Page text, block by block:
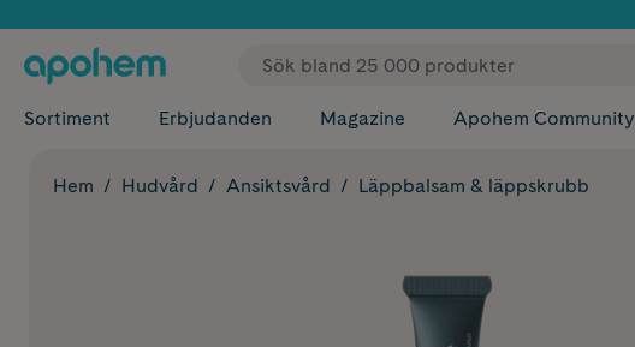
✓ Fri frakt
Sortiment Erbjudanden Magazine Apohem Community
Hem Hudvård Ansiktsvård Läppbalsam & läppskrubb